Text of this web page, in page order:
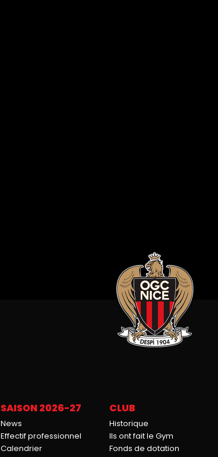
SAISON 2026-27
News
Effectif professionnel
Calendrier
CLUB
Historique
Ils ont fait le Gym
Fonds de dotation